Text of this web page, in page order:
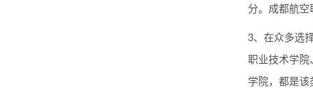
分。成都航空
3、在众多选
职业技术学
学院，都是该